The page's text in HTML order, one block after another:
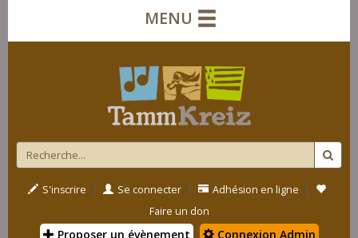
MENU
S'inscrire | Se connecter | Adhésion en ligne |
Faire un don
Proposer un évènement Connexion Admin